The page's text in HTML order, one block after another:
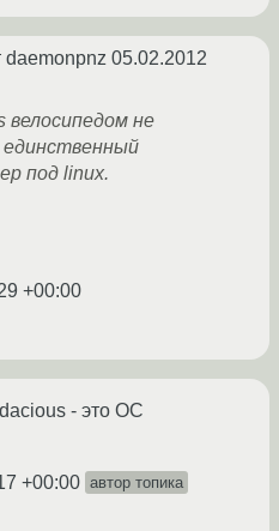
daemonpnz 05.02.2012
велосипедом не
единственный
под linux.
+00:00
- это ОС
+00:00 автор топика